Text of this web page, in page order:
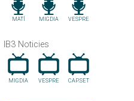
MATÍ MIGDIA VESPRE
IB3 Noticies
MIGDIA VESPRE CAP.SET